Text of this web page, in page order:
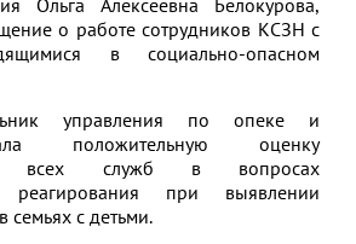
о работе сотрудников КСЗН с
в социально-опасном
управления по опеке и
положительную оценку
всех служб в вопросах
реагирования при выявлении
семьях с детьми.